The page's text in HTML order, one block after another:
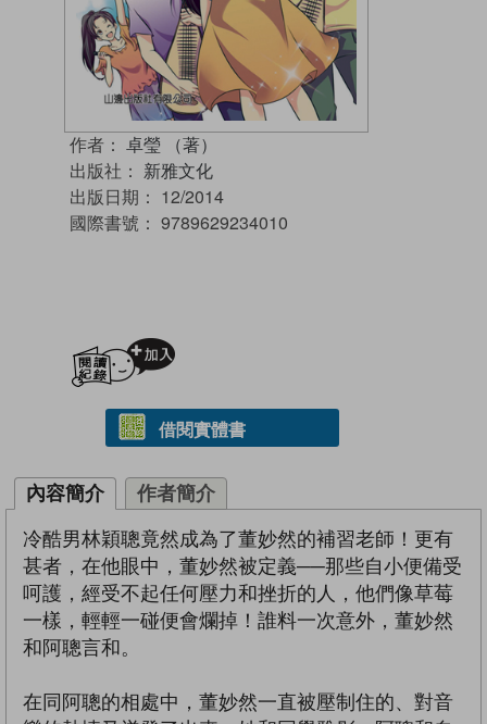
作者： 卓瑩 （著）
出版社： 新雅文化
出版日期： 12/2014
國際書號： 9789629234010
借閱實體書
內容簡介 作者簡介
冷酷男林穎聰竟然成為了董妙然的補習老師！更有
甚者，在他眼中，董妙然被定義──那些自小便備受
呵護，經受不起任何壓力和挫折的人，他們像草莓
一樣，輕輕一碰便會爛掉！誰料一次意外，董妙然
和阿聰言和。
在同阿聰的相處中，董妙然一直被壓制住的、對音